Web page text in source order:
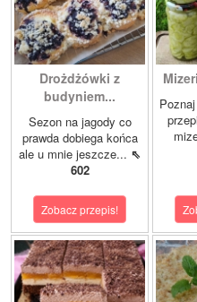
Drożdżówki z
budyniem...
Sezon na jagody co
prawda dobiega końca
ale u mnie jeszcze... ⇖
602
Zobacz przepis!